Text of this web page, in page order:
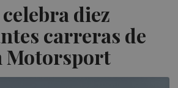
diez
carreras de
Motorsport